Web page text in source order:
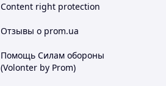
Content right protection
Отзывы о prom.ua
Помощь Силам обороны
(Volonter by Prom)